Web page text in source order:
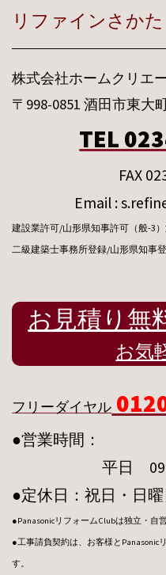
リファインさかた
株式会社ホームクリエ
〒998-0851 酒田市東大
TEL
FAX
Email :
建設業許可/山形県知事許可（般-3）
二級建築士事務所登録/山形県知事
お見積り無
お気
フリーダイヤル
●営業時間：
平日
●定休日：祝日・日
●PanasonicリフォームClubは独立・自
●工事請負契約は、お客様とPanasonic
す。